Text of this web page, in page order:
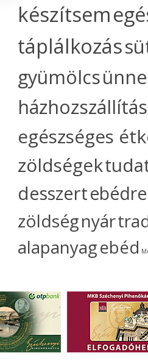
készítsem
táplálkozás
gyümölcs
házhozszállítás
egészséges
zöldségek
desszert
zöldségnyár
alapanyagebéd